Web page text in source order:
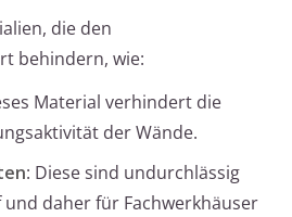
die den
behindern, wie:
Material verhindert die
der Wände.
: Diese sind undurchlässig
daher für Fachwerkhäuser